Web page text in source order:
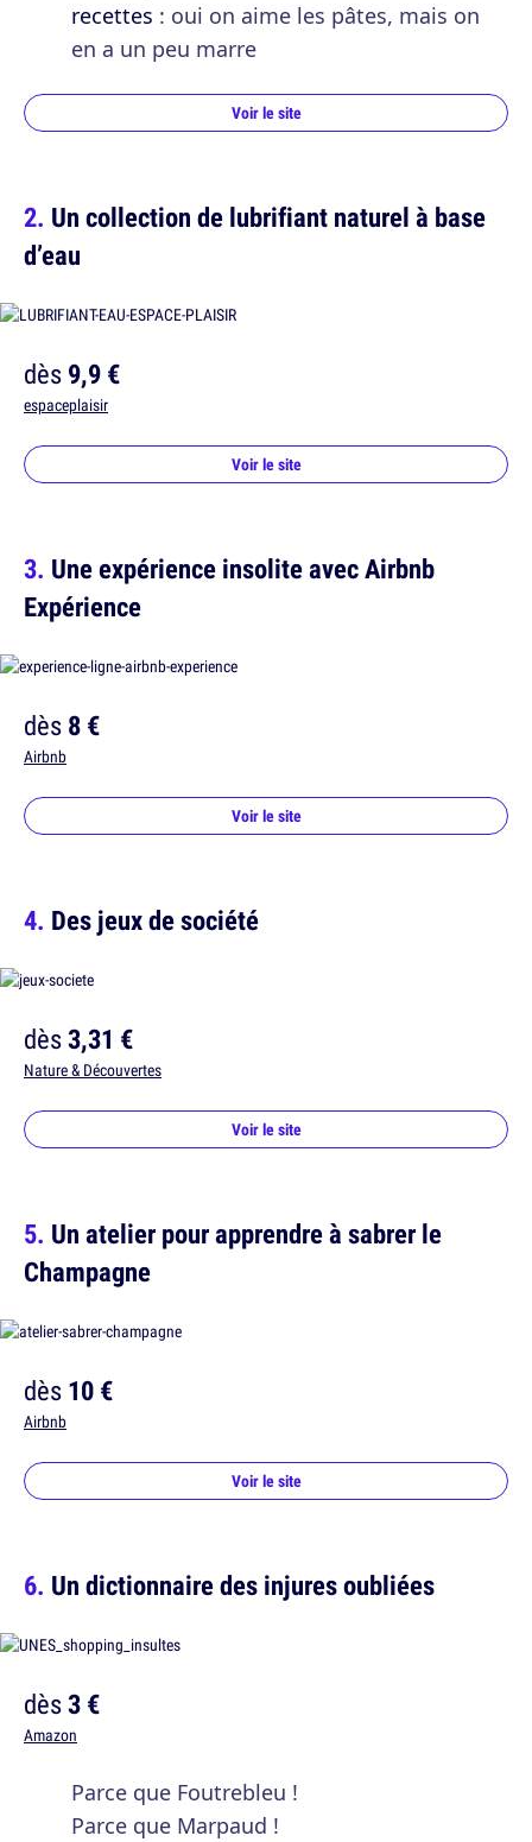
recettes : oui on aime les pâtes, mais on
en a un peu marre
Voir le site
Un collection de lubrifiant naturel à base
d’eau
dès9,9 €
espaceplaisir
Voir le site
Une expérience insolite avec Airbnb
Expérience
dès8 €
Airbnb
Voir le site
Des jeux de société
dès3,31 €
Nature & Découvertes
Voir le site
Un atelier pour apprendre à sabrer le
Champagne
dès10 €
Airbnb
Voir le site
Un dictionnaire des injures oubliées
dès3 €
Amazon
Parce que Foutrebleu !
Parce que Marpaud !